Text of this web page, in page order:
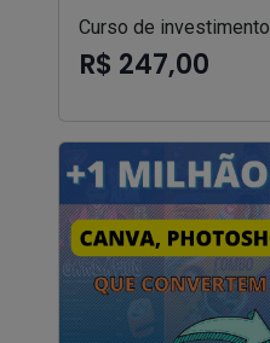
Curso de investimento
R$ 247,00